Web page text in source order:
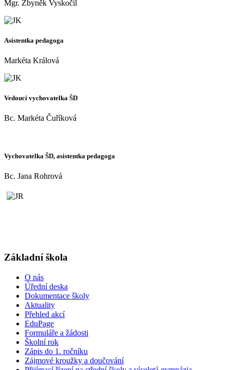
Mgr. Zbyněk Vyskočil
Asistentka pedagoga
Markéta Králová
Vedoucí vychovatelka ŠD
Bc. Markéta Čuříková
Vychovatelka ŠD, asistentka pedagoga
Bc. Jana Rohrová
Základní škola
O nás
Úřední deska
Dokumentace školy
Aktuality
Přehled akcí
EduPage
Formuláře a žádosti
Školní rok
Zápis do 1. ročníku
Zájmové kroužky a doučování